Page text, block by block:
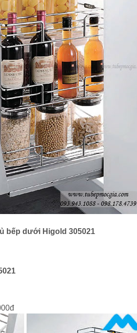
bếp dưới Higold 305021